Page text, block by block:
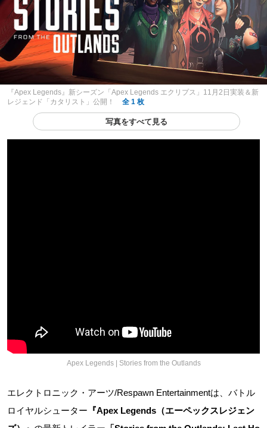
『Apex Legends』新シーズン「Apex Legends エクリプス」11月2日実装＆新
レジェンド「カタリスト」公開！
全 1 枚
写真をすべて見る
Apex Legends | Stories from the Outlands
エレクトロニック・アーツ/Respawn Entertainmentは、バトル
ロイヤルシューター 『Apex Legends（エーペックスレジェン